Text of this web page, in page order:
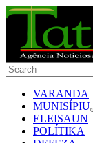
VARANDA
MUNISÍPIU
ELEISAUN
POLÍTIKA